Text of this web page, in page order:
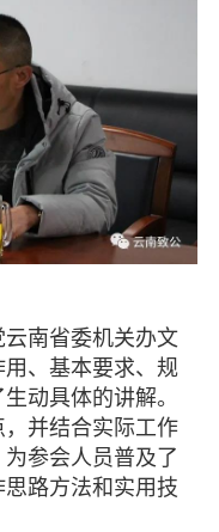
南省委机关办文
、基本要求、规
动具体的讲解。
并结合实际工作
参会人员普及了
路方法和实用技